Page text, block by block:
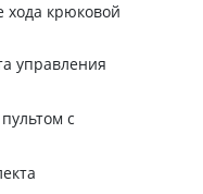
хода крюковой
управления
с